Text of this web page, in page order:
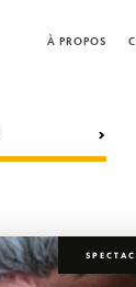
À PROPOS